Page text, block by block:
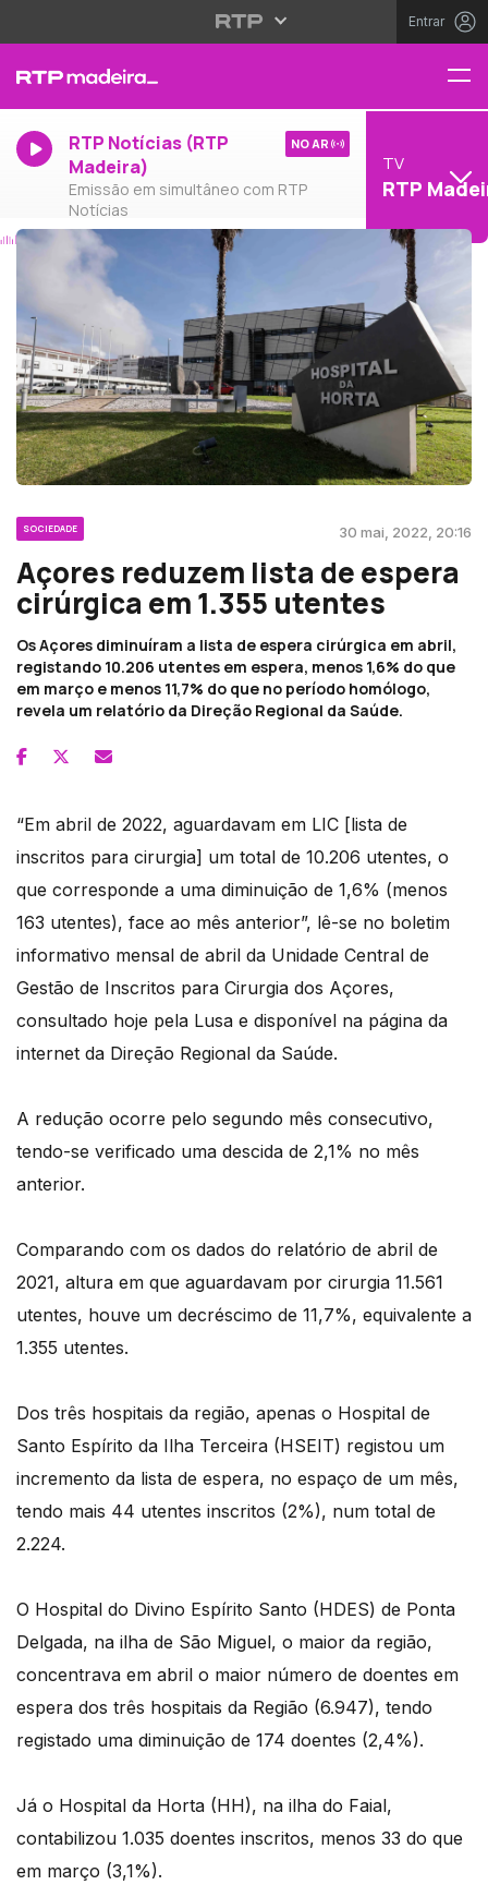
Entrar
RTP Notícias (RTP
Madeira)
Emissão em simultâneo com RTP
Notícias
NO AR
TV
RTP
SOCIEDADE 30 mai, 2022, 20:16
Açores reduzem lista de espera
cirúrgica em 1.355 utentes
Os Açores diminuíram a lista de espera cirúrgica em abril,
registando 10.206 utentes em espera, menos 1,6% do que
em março e menos 11,7% do que no período homólogo,
revela um relatório da Direção Regional da Saúde.
“Em abril de 2022, aguardavam em LIC [lista de
inscritos para cirurgia] um total de 10.206 utentes, o
que corresponde a uma diminuição de 1,6% (menos
163 utentes), face ao mês anterior”, lê-se no boletim
informativo mensal de abril da Unidade Central de
Gestão de Inscritos para Cirurgia dos Açores,
consultado hoje pela Lusa e disponível na página da
internet da Direção Regional da Saúde.
A redução ocorre pelo segundo mês consecutivo,
tendo-se verificado uma descida de 2,1% no mês
anterior.
Comparando com os dados do relatório de abril de
2021, altura em que aguardavam por cirurgia 11.561
utentes, houve um decréscimo de 11,7%, equivalente a
1.355 utentes.
Dos três hospitais da região, apenas o Hospital de
Santo Espírito da Ilha Terceira (HSEIT) registou um
incremento da lista de espera, no espaço de um mês,
tendo mais 44 utentes inscritos (2%), num total de
2.224.
O Hospital do Divino Espírito Santo (HDES) de Ponta
Delgada, na ilha de São Miguel, o maior da região,
concentrava em abril o maior número de doentes em
espera dos três hospitais da Região (6.947), tendo
registado uma diminuição de 174 doentes (2,4%).
Já o Hospital da Horta (HH), na ilha do Faial,
contabilizou 1.035 doentes inscritos, menos 33 do que
em março (3,1%).